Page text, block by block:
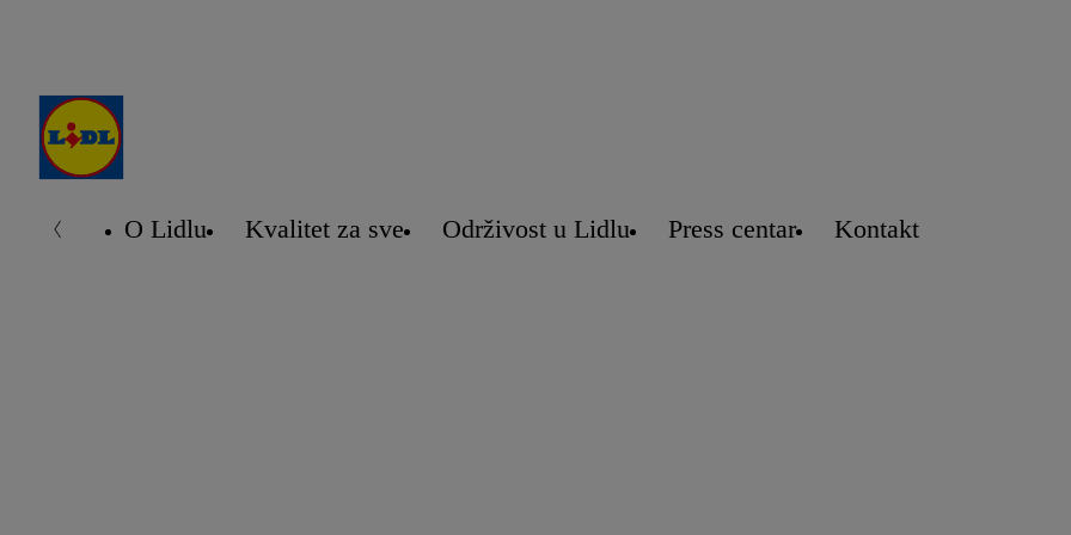
O Lidlu Kvalitet za sve Održivost u Lidlu Press centar Kontakt